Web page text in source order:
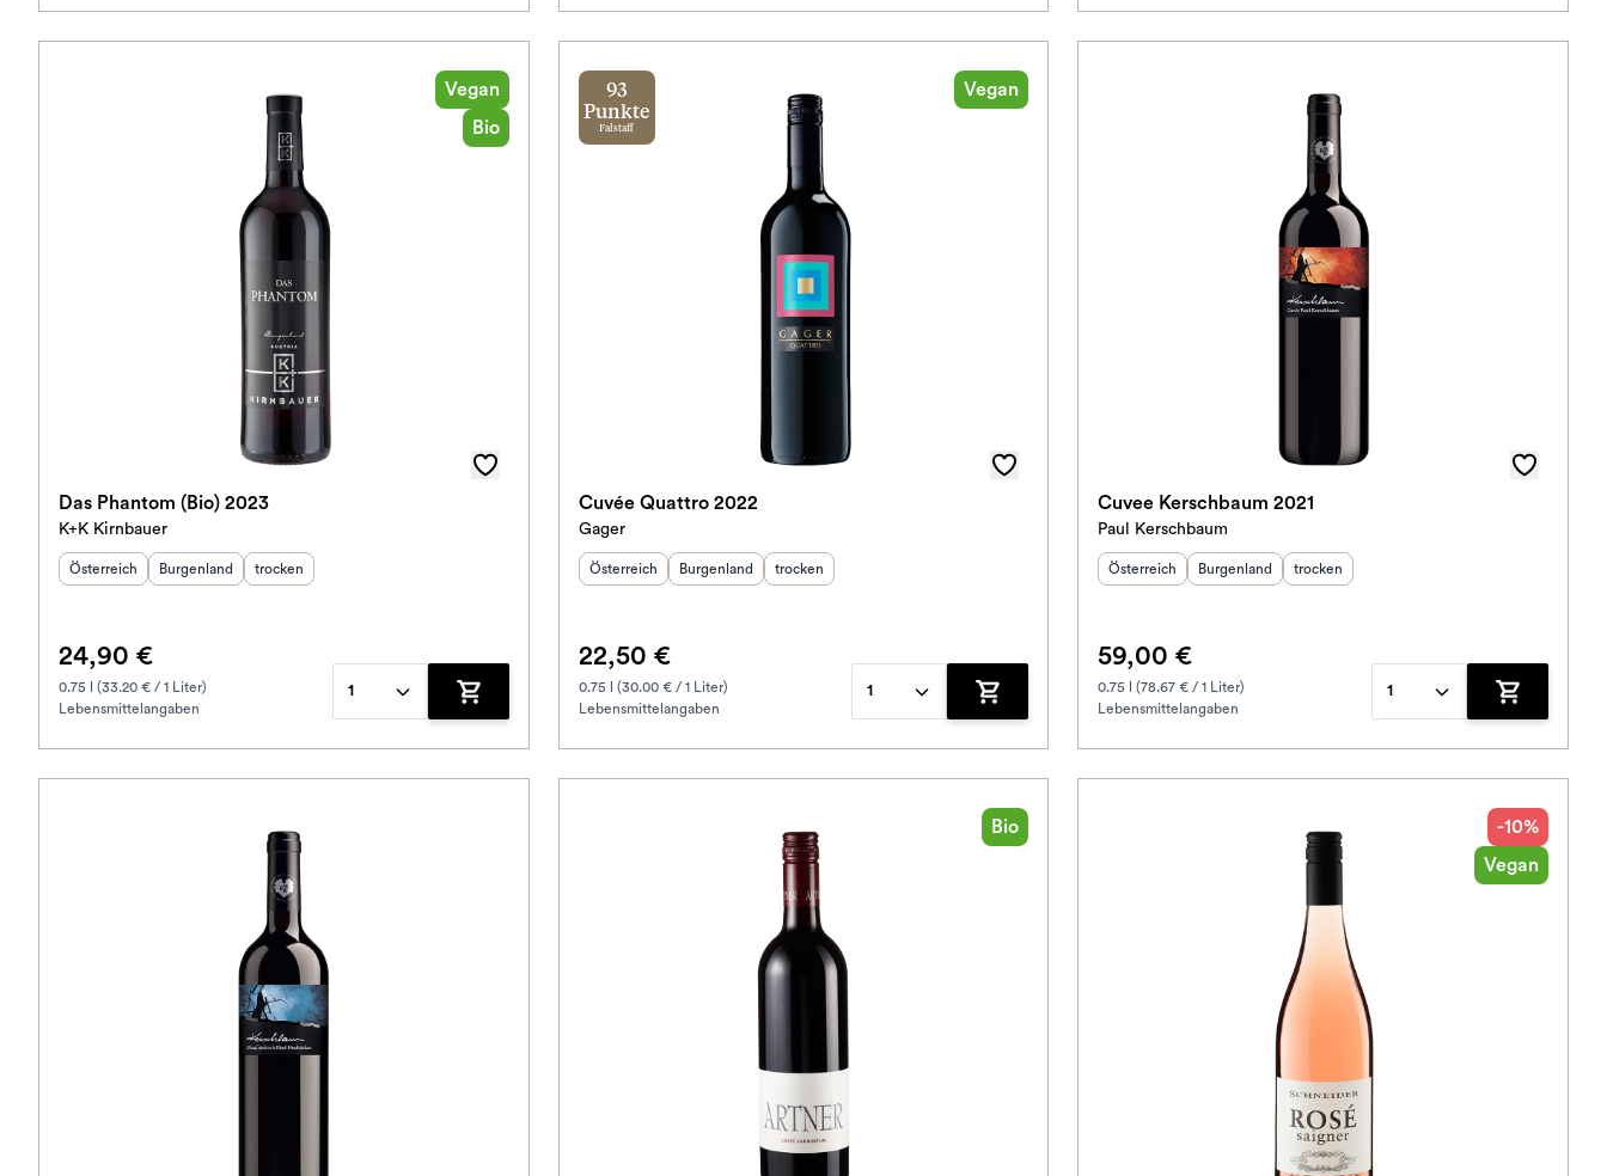
Vegan
Bio
Das Phantom (Bio) 2023
K+K Kirnbauer
Herkunftsland :
Österreich Herkunftsregion:
Burgenland Geschmack
trocken
24,90 €
0.75 l (33.20 € / 1 Liter)
Lebensmittelangaben
1
Zum Warenkorb hinzufügen
93
Punkte
Falstaff
Vegan
Cuvée Quattro 2022
Gager
Herkunftsland :
Österreich Herkunftsregion:
Burgenland Geschmack
trocken
22,50 €
0.75 l (30.00 € / 1 Liter)
Lebensmittelangaben
1
Zum Warenkorb hinzufügen
Cuvee Kerschbaum 2021
Paul Kerschbaum
Herkunftsland :
Österreich Herkunftsregion:
Burgenland Geschmack
trocken
59,00 €
0.75 l (78.67 € / 1 Liter)
Lebensmittelangaben
1
Zum
Bio
-10%
Vegan